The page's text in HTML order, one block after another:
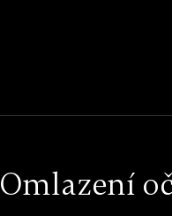
Omlazení